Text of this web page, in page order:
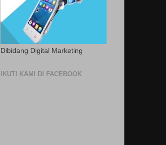
Dibidang Digital Marketing
IKUTI KAMI DI FACEBOOK